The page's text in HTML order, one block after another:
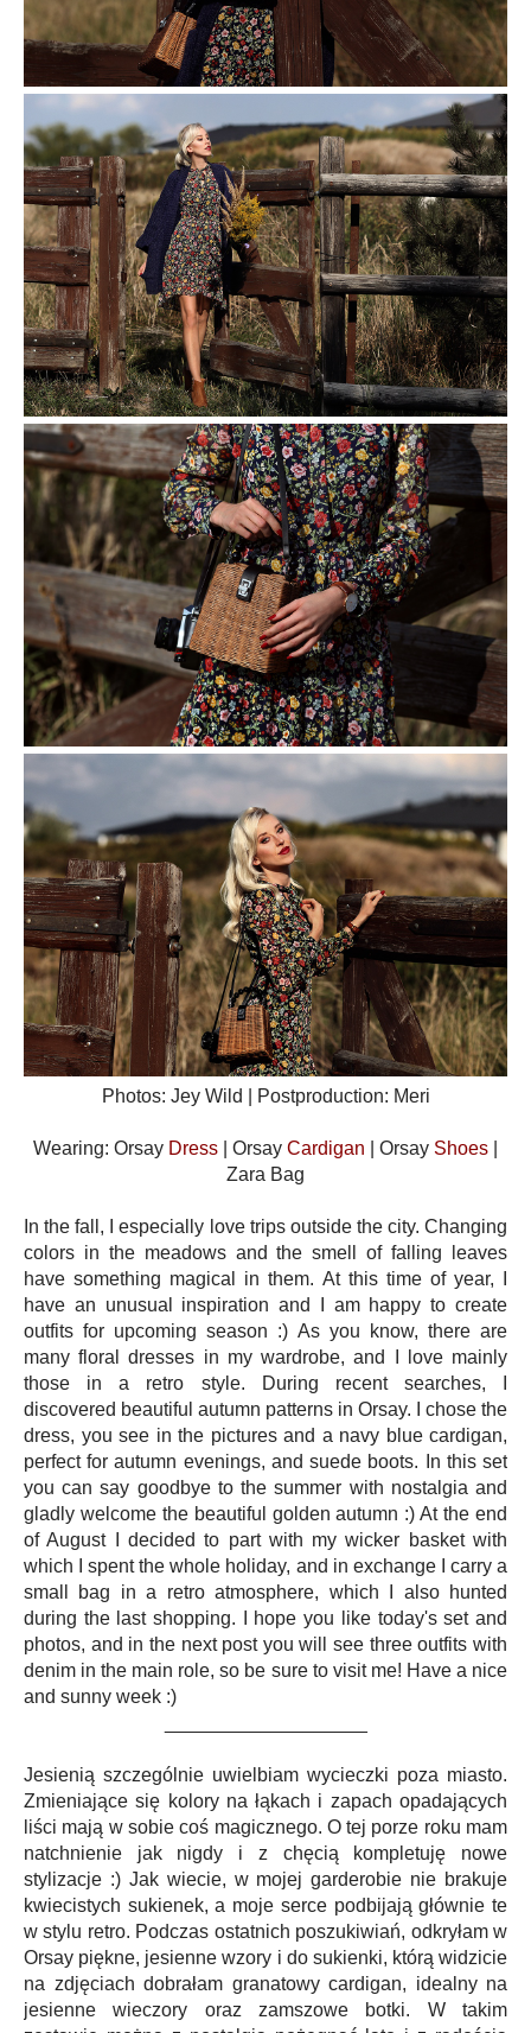
Photos: Jey Wild | Postproduction: Meri
Wearing: Orsay Dress | Orsay Cardigan | Orsay Shoes
Zara Bag
In the fall, I especially love trips outside the city. Changing
colors in the meadows and the smell of falling leaves
have something magical in them. At this time of year, I
have an unusual inspiration and I am happy to create
outfits for upcoming season :) As you know, there are
many floral dresses in my wardrobe, and I love mainly
those in a retro style. During recent searches, I
discovered beautiful autumn patterns in Orsay. I chose the
dress, you see in the pictures and a navy blue cardigan,
perfect for autumn evenings, and suede boots. In this set
you can say goodbye to the summer with nostalgia and
gladly welcome the beautiful golden autumn :) At the end
of August I decided to part with my wicker basket with
which I spent the whole holiday, and in exchange I carry a
small bag in a retro atmosphere, which I also hunted
during the last shopping. I hope you like today's set and
photos, and in the next post you will see three outfits with
denim in the main role, so be sure to visit me! Have a nice
and sunny week :)
Jesienią szczególnie uwielbiam wycieczki poza miasto.
Zmieniające się kolory na łąkach i zapach opadających
liści mają w sobie coś magicznego. O tej porze roku mam
natchnienie jak nigdy i z chęcią kompletuję nowe
stylizacje :) Jak wiecie, w mojej garderobie nie brakuje
kwiecistych sukienek, a moje serce podbijają głównie te
w stylu retro. Podczas ostatnich poszukiwiań, odkryłam w
Orsay piękne, jesienne wzory i do sukienki, którą widzicie
na zdjęciach dobrałam granatowy cardigan, idealny na
jesienne wieczory oraz zamszowe botki. W takim